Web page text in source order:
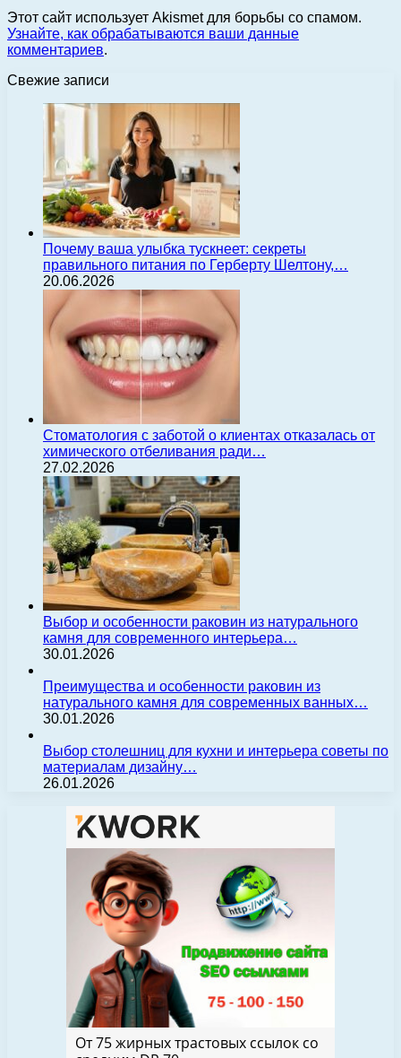
Этот сайт использует Akismet для борьбы со спамом.
Узнайте, как обрабатываются ваши данные
комментариев.
Свежие записи
Почему ваша улыбка тускнеет: секреты
правильного питания по Герберту Шелтону,…
20.06.2026
Стоматология с заботой о клиентах отказалась от
химического отбеливания ради…
27.02.2026
Выбор и особенности раковин из натурального
камня для современного интерьера…
30.01.2026
Преимущества и особенности раковин из
натурального камня для современных ванных…
30.01.2026
Выбор столешниц для кухни и интерьера советы по
материалам дизайну…
26.01.2026